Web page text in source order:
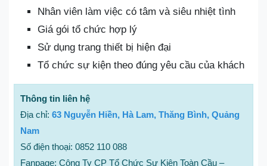
Nhân viên làm việc có tâm và siêu nhiệt tình
Giá gói tổ chức hợp lý
Sử dụng trang thiết bị hiện đại
Tổ chức sự kiện theo đúng yêu cầu của khách
Thông tin liên hệ
Địa chỉ: 63 Nguyễn Hiền, Hà Lam, Thăng Bình, Quảng
Nam
Số điện thoại: 0852 110 088
Fanpage: Công Ty CP Tổ Chức Sự Kiện Toàn Cầu –